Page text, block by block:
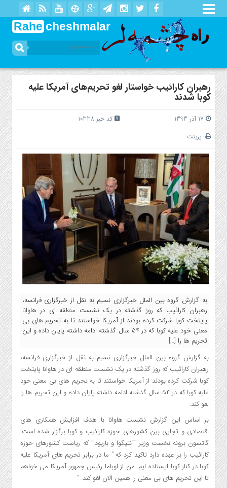
Rahe cheshmalar
رهبران کارائیب خواستار لغو تحریم‌های آمریکا علیه
کوبا شدند
17 آذر 1393
کد خبر 10338
پرینت
به گزارش گروه بین الملل خبرگزاری نسیم به نقل از خبرگزاری فرانسه،
رهبران کارائیب که روز گذشته در یک نشست منطقه ای در هاوانا
پایتخت کوبا شرکت کرده بودند از آمریکا خواستند تا به تحریم های بی
معنی خود علیه کوبا که در ۵۴ سال گذشته ادامه داشته پایان داده و این
تحریم ها را […]
به گزارش گروه بین الملل خبرگزاری نسیم به نقل از خبرگزاری فرانسه،
رهبران کارائیب که روز گذشته در یک نشست منطقه ای در هاوانا پایتخت
کوبا شرکت کرده بودند از آمریکا خواستند تا به تحریم های بی معنی خود
علیه کوبا که در ۵۴ سال گذشته ادامه داشته پایان داده و این تحریم ها را
لغو کند.
بر اساس این گزارش نشست هاوانا با هدف افزایش همکاری های
اقتصادی و تجاری بین کشورهای حوزه کارائیب و کوبا برگزار شده است.
گاتسون برونه نخست وزیر “آنتیگوا و باربودا” که ریاست کشورهای حوزه
کارائیب را بر عهده دارد تاکید کرد که ” ما در برابر تحریم های آمریکا علیه
کوبا در کنار کوبا ایستاده ایم. من از اوباما رئیس جمهور آمریکا می خواهم
تا این تحریم های بی معنی را همین الان لغو کند. ”